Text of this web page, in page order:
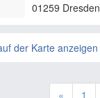
01259 Dresden
der Karte anzeigen
« 1